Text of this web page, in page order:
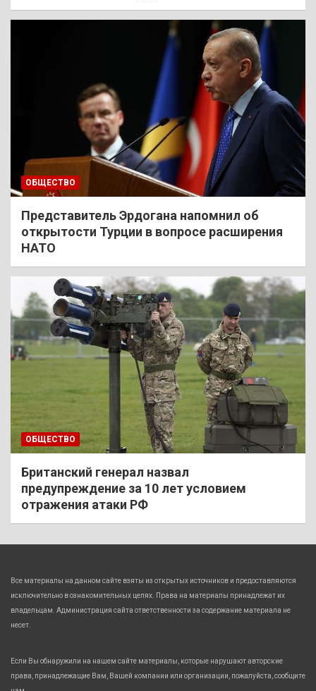
ОБЩЕСТВО
Представитель Эрдогана напомнил об
открытости Турции в вопросе расширения
НАТО
ОБЩЕСТВО
Британский генерал назвал
предупреждение за 10 лет условием
отражения атаки РФ
Все материалы на данном сайте взяты из открытых источников и предоставляются
исключительно в ознакомительных целях. Права на материалы принадлежат их
владельцам. Администрация сайта ответственности за содержание материала не
несет.
Если Вы обнаружили на нашем сайте материалы, которые нарушают авторские
права, принадлежащие Вам, Вашей компании или организации, пожалуйста, сообщите